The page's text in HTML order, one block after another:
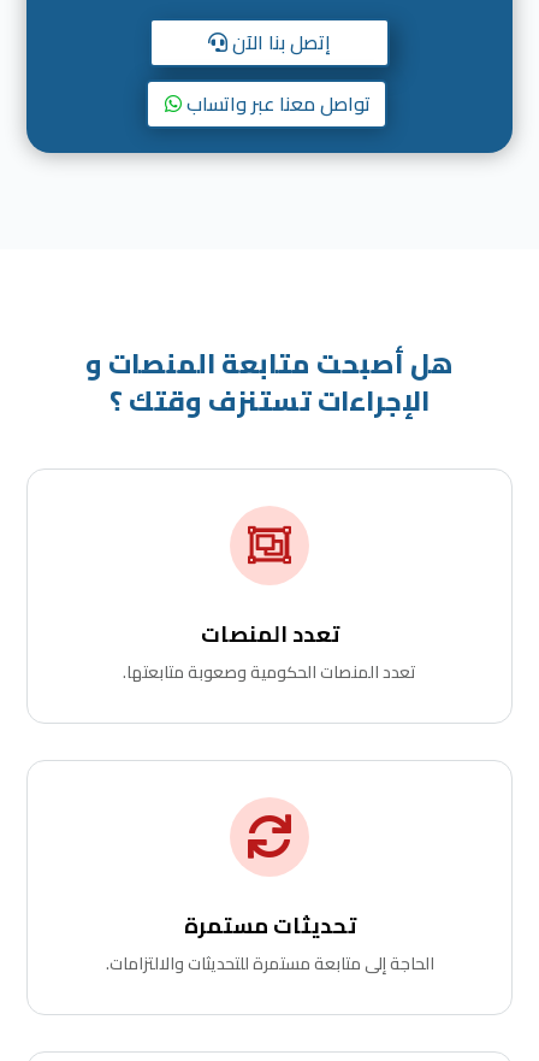
إتصل بنا الآن
تواصل معنا عبر واتساب
هل أصبحت متابعة المنصات و
الإجراءات تستنزف وقتك ؟

تعدد المنصات
تعدد المنصات الحكومية وصعوبة متابعتها.

تحديثات مستمرة
الحاجة إلى متابعة مستمرة للتحديثات والالتزامات.